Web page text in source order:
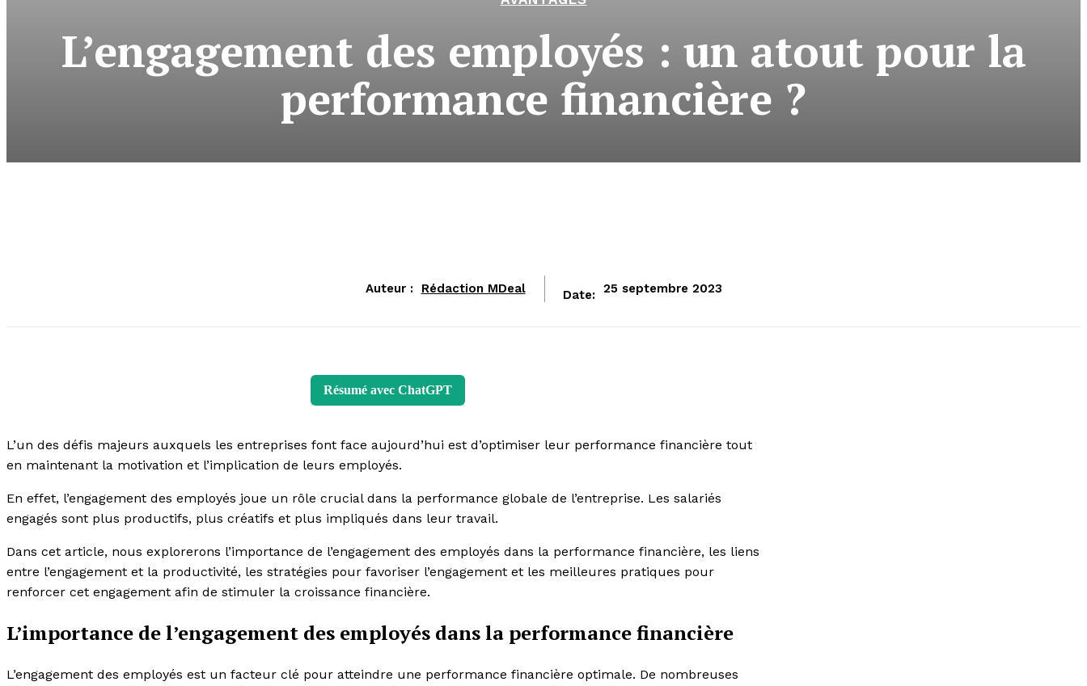
L’engagement des employés : un atout pour la
performance financière ?
Auteur : Rédaction MDeal Date: 25 septembre 2023
Résumé avec ChatGPT
L’un des défis majeurs auxquels les entreprises font face aujourd’hui est d’optimiser leur performance financière tout
en maintenant la motivation et l’implication de leurs employés.
En effet, l’engagement des employés joue un rôle crucial dans la performance globale de l’entreprise. Les salariés
engagés sont plus productifs, plus créatifs et plus impliqués dans leur travail.
Dans cet article, nous explorerons l’importance de l’engagement des employés dans la performance financière, les liens
entre l’engagement et la productivité, les stratégies pour favoriser l’engagement et les meilleures pratiques pour
renforcer cet engagement afin de stimuler la croissance financière.
L’importance de l’engagement des employés dans la performance financière
L’engagement des employés est un facteur clé pour atteindre une performance financière optimale. De nombreuses